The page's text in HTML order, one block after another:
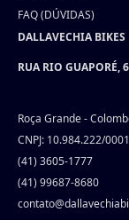
FAQ (DÚVIDAS)
DALLAVECHIA BIKES
RUA RIO GUAPORÉ,
Roça Grande -
CNPJ: 10.984.222/
(41) 3605-1777
(41) 99687-8680